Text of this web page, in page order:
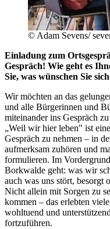
© Adam Sevens/
Einladung zum
Gespräch! Wie geht es
Sie, was wünschen Sie
Wir möchten an das
und alle Bürgerinnen und
miteinander ins Gespräch
„Weil wir hier leben" ist
Gespräch zu nehmen – in
aufmerksam zuhören und
formulieren. Im
Borkwalde geht: was wir
auch was uns stört, besorgt
Nicht allein mit Sorgen zu
kommen – das erlebten
wohltuend und
fortzuführen.